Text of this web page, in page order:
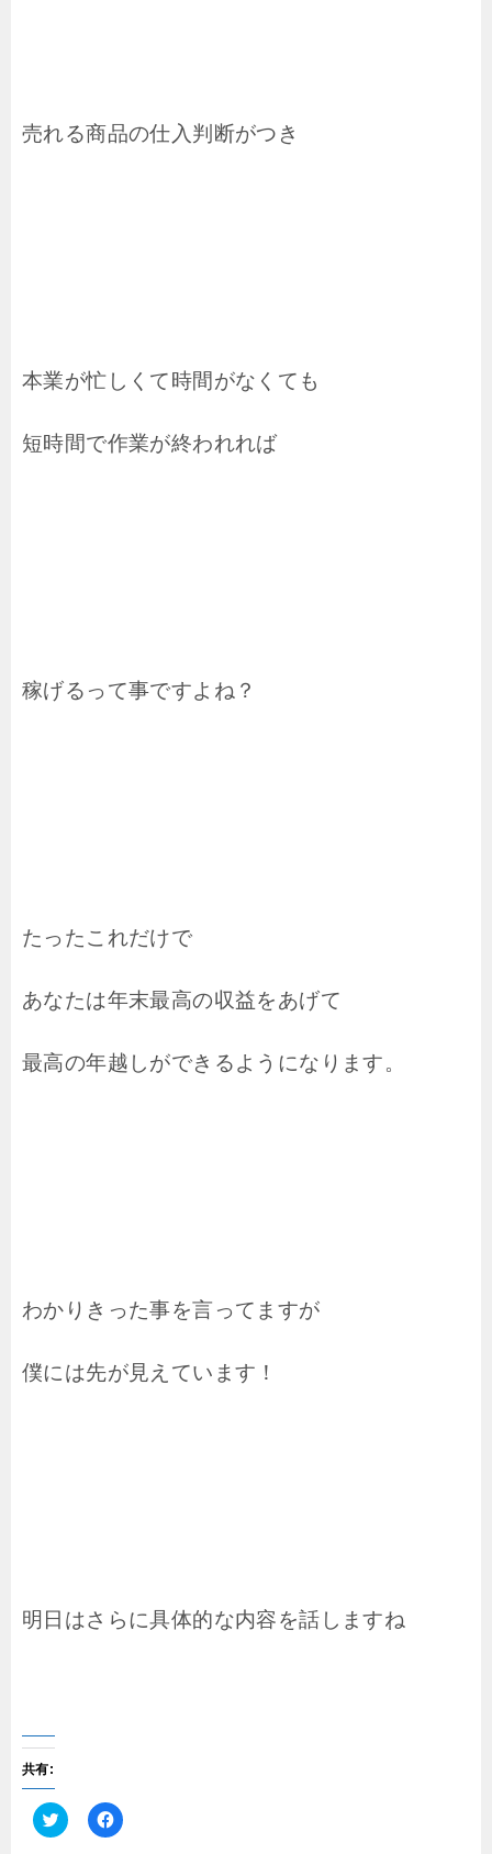
売れる商品の仕入判断がつき
本業が忙しくて時間がなくても
短時間で作業が終われれば
稼げるって事ですよね？
たったこれだけで
あなたは年末最高の収益をあげて
最高の年越しができるようになります。
わかりきった事を言ってますが
僕には先が見えています！
明日はさらに具体的な内容を話しますね
共有:
ク F